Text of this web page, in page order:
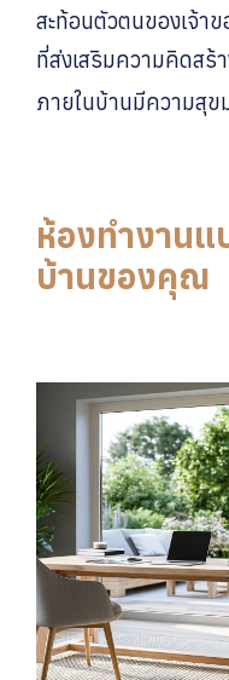
สะท้อนตัวตนของเจ้า
ที่ส่งเสริมความคิดสร้
ภายในบ้านมีความสุข
ห้องทำงานแ
บ้านของคุณ